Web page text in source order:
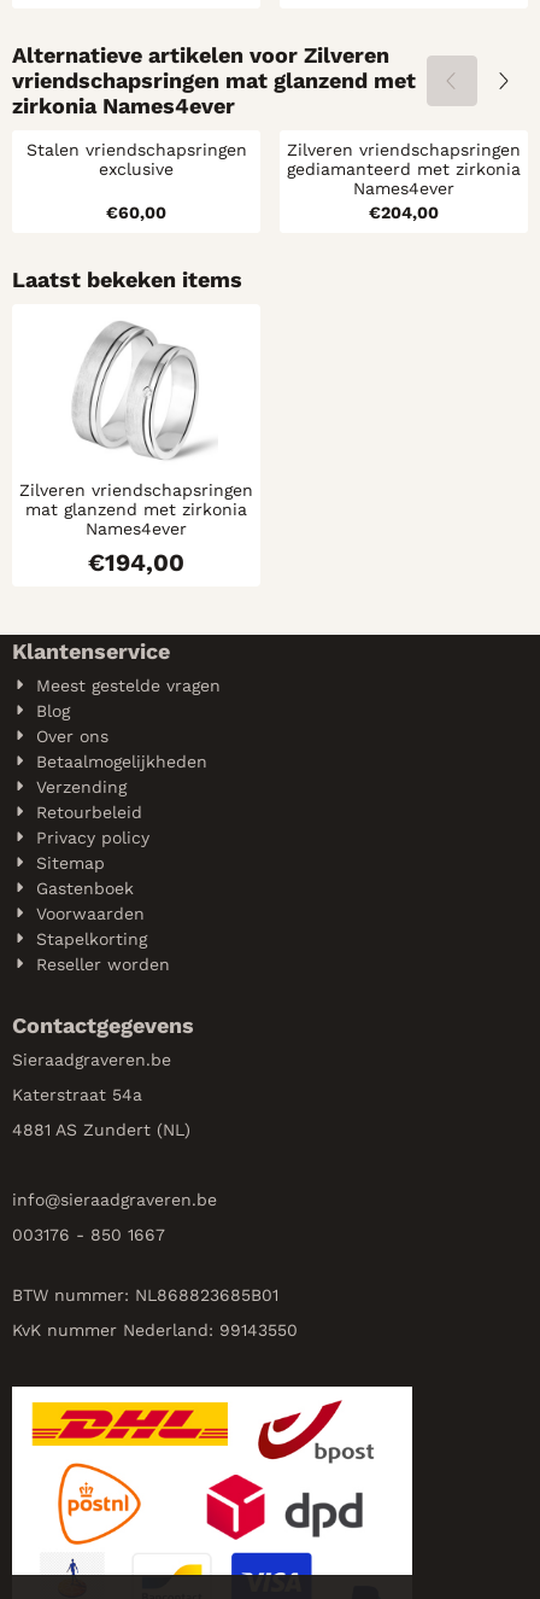
Alternatieve artikelen voor Zilveren
vriendschapsringen mat glanzend met
zirkonia Names4ever
Stalen vriendschapsringen
exclusive
Prijs: 60,00
€60,00
Zilveren vriendschapsringen
gediamanteerd met zirkonia
Names4ever
Prijs: 204,00
€204,00
Laatst bekeken items
Zilveren vriendschapsringen
mat glanzend met zirkonia
Names4ever
€194,00
Klantenservice
Meest gestelde vragen
Blog
Over ons
Betaalmogelijkheden
Verzending
Retourbeleid
Privacy policy
Sitemap
Gastenboek
Voorwaarden
Stapelkorting
Reseller worden
Contactgegevens
Sieraadgraveren.be
Katerstraat 54a
4881 AS Zundert (NL)
info@sieraadgraveren.be
003176 - 850 1667
BTW nummer: NL868823685B01
KvK nummer Nederland: 99143550